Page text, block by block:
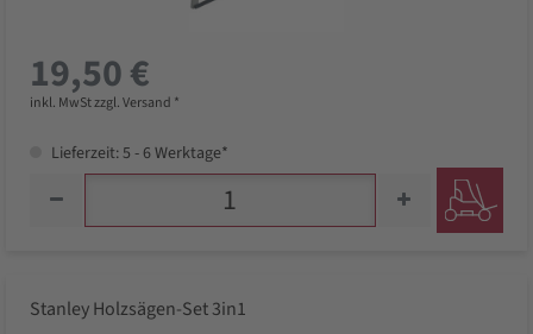
19,50 €
inkl. MwSt zzgl. Versand *
Lieferzeit: 5 - 6 Werktage*
Stanley Holzsägen-Set 3in1